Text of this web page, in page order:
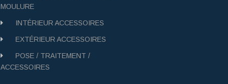
MOULURE
INTÉRIEUR ACCESSOIRES
EXTÉRIEUR ACCESSOIRES
POSE / TRAITEMENT /
ACCESSOIRES